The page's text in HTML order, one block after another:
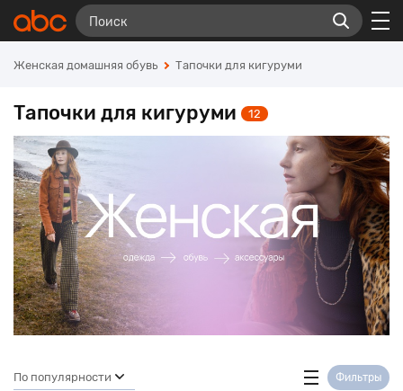
Женская домашняя обувь Тапочки для кигуруми
Тапочки для кигуруми 12
По популярности Фильтры